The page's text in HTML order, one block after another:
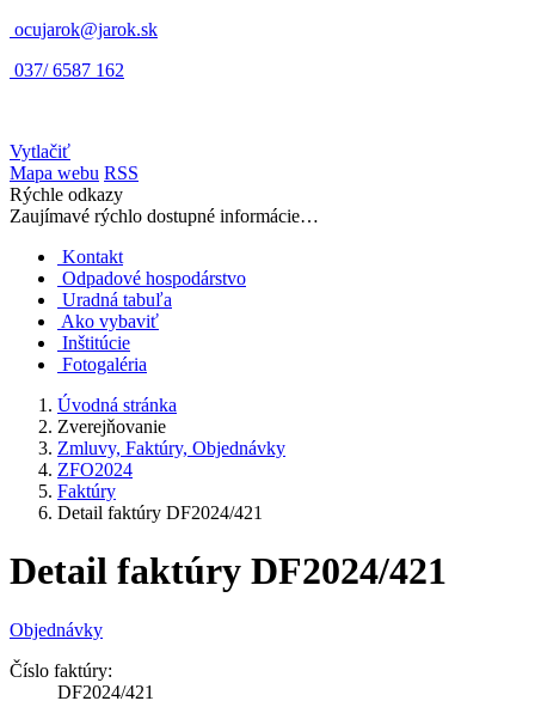
ocujarok@jarok.sk
037/ 6587 162
Vytlačiť
Mapa webu RSS
Rýchle odkazy
Zaujímavé rýchlo dostupné informácie…
Kontakt
Odpadové hospodárstvo
Uradná tabuľa
Ako vybaviť
Inštitúcie
Fotogaléria
Úvodná stránka
Zverejňovanie
Zmluvy, Faktúry, Objednávky
ZFO2024
Faktúry
Detail faktúry DF2024/421
Detail faktúry DF2024/421
Objednávky
Číslo faktúry:
DF2024/421